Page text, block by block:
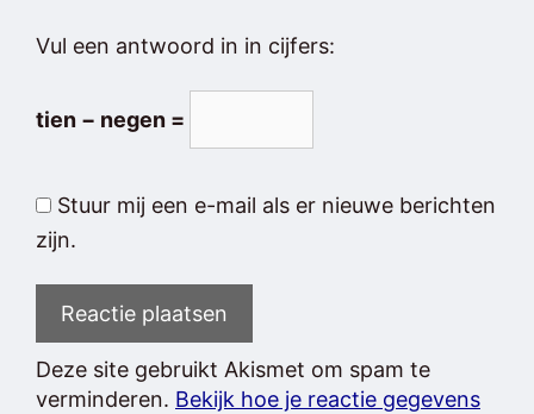
Vul een antwoord in in cijfers:
tien − negen =
Stuur mij een e-mail als er nieuwe berichten
zijn.
Deze site gebruikt Akismet om spam te
verminderen. Bekijk hoe je reactie gegevens